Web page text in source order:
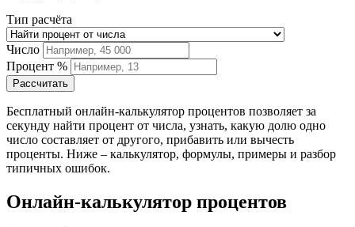
Тип расчёта
Число
Процент %
Рассчитать
Бесплатный онлайн-калькулятор процентов позволяет за
секунду найти процент от числа, узнать, какую долю одно
число составляет от другого, прибавить или вычесть
проценты. Ниже – калькулятор, формулы, примеры и разбор
типичных ошибок.
Онлайн-калькулятор процентов